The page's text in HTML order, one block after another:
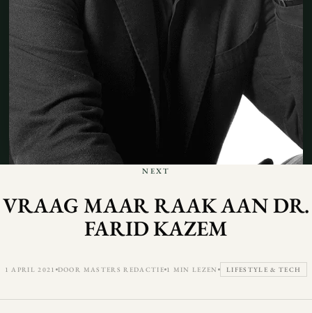
NEXT
VRAAG MAAR RAAK AAN DR.
FARID KAZEM
1 APRIL 2021 DOOR MASTERS REDACTIE 1 MIN LEZEN LIFESTYLE & TECH